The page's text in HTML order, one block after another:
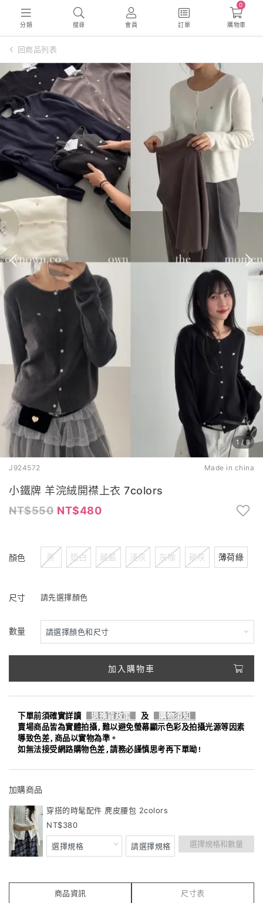
分類 搜尋 會員 訂單
0
購物車
回商品列表
1 / 8
J924572 Made in china
小鐵牌 羊浣絨開襟上衣 7colors
550
480
顏色 黑 奶白 藏藍 淺灰 灰咖 碳灰 薄荷綠
尺寸 請先選擇顏色
數量
加入購物車
下單前須確實詳讀 退換貨政策 及
購物須知
賣場商品皆為實體拍攝,難以避免螢幕顯示色彩及拍攝光源等因素
導致色差,商品以實物為準。
如無法接受網路購物色差,請務必謹慎思考再下單呦!
加購商品
穿搭的時髦配件 麂皮腰包 2colors
380
選擇規格和數量
商品資訊 尺寸表